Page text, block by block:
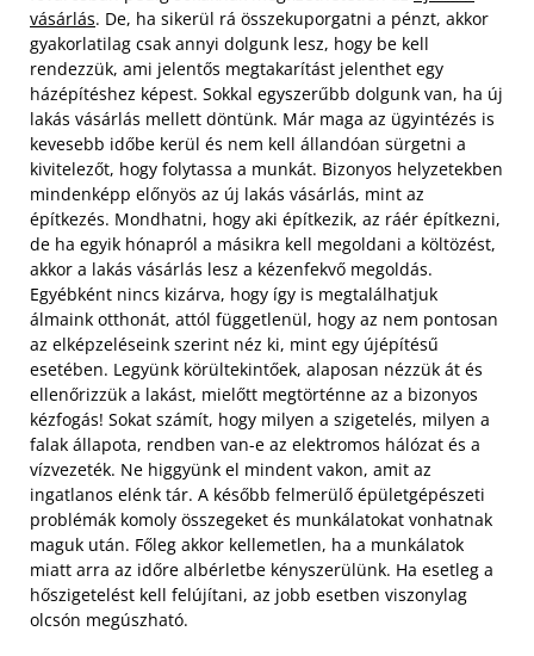
vásárlás. De, ha sikerül rá összekuporgatni a pénzt, akkor
gyakorlatilag csak annyi dolgunk lesz, hogy be kell
rendezzük, ami jelentős megtakarítást jelenthet egy
házépítéshez képest. Sokkal egyszerűbb dolgunk van, ha új
lakás vásárlás mellett döntünk. Már maga az ügyintézés is
kevesebb időbe kerül és nem kell állandóan sürgetni a
kivitelezőt, hogy folytassa a munkát. Bizonyos helyzetekben
mindenképp előnyös az új lakás vásárlás, mint az
építkezés. Mondhatni, hogy aki építkezik, az ráér építkezni,
de ha egyik hónapról a másikra kell megoldani a költözést,
akkor a lakás vásárlás lesz a kézenfekvő megoldás.
Egyébként nincs kizárva, hogy így is megtalálhatjuk
álmaink otthonát, attól függetlenül, hogy az nem pontosan
az elképzeléseink szerint néz ki, mint egy újépítésű
esetében. Legyünk körültekintőek, alaposan nézzük át és
ellenőrizzük a lakást, mielőtt megtörténne az a bizonyos
kézfogás! Sokat számít, hogy milyen a szigetelés, milyen a
falak állapota, rendben van-e az elektromos hálózat és a
vízvezeték. Ne higgyünk el mindent vakon, amit az
ingatlanos elénk tár. A később felmerülő épületgépészeti
problémák komoly összegeket és munkálatokat vonhatnak
maguk után. Főleg akkor kellemetlen, ha a munkálatok
miatt arra az időre albérletbe kényszerülünk. Ha esetleg a
hőszigetelést kell felújítani, az jobb esetben viszonylag
olcsón megúszható.